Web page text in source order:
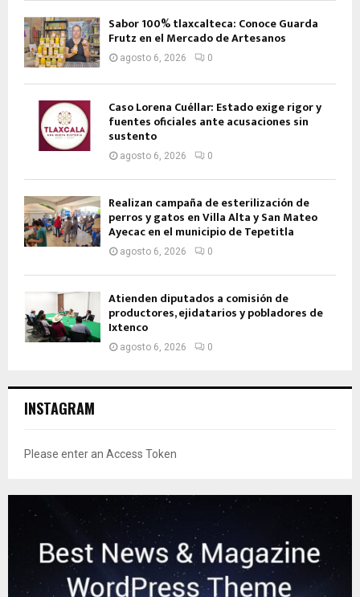
Sabor 100% tlaxcalteca: Conoce Guarda
Frutz en el Mercado de Artesanos
agosto 6, 2026 0
Caso Lorena Cuéllar: Estado exige rigor y
fuentes oficiales ante acusaciones sin
sustento
agosto 6, 2026 0
Realizan campaña de esterilización de
perros y gatos en Villa Alta y San Mateo
Ayecac en el municipio de Tepetitla
agosto 6, 2026 0
Atienden diputados a comisión de
productores, ejidatarios y pobladores de
Ixtenco
agosto 6, 2026 0
INSTAGRAM
Please enter an Access Token